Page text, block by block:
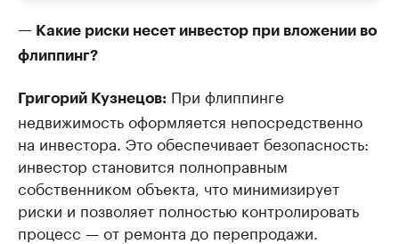
— Какие риски несет инвестор при вложении во
флиппинг?
Григорий Кузнецов: При флиппинге
недвижимость оформляется непосредственно
на инвестора. Это обеспечивает безопасность:
инвестор становится полноправным
собственником объекта, что минимизирует
риски и позволяет полностью контролировать
процесс — от ремонта до перепродажи.